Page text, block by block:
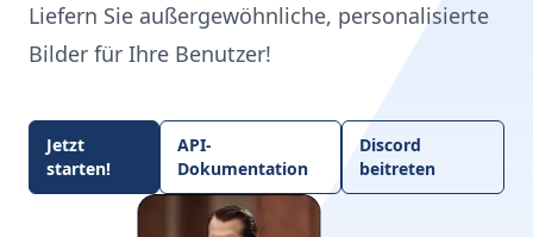
Liefern Sie außergewöhnliche, personalisierte
Bilder für Ihre Benutzer!
Jetzt
starten!
API-
Dokumentation
Discord
beitreten